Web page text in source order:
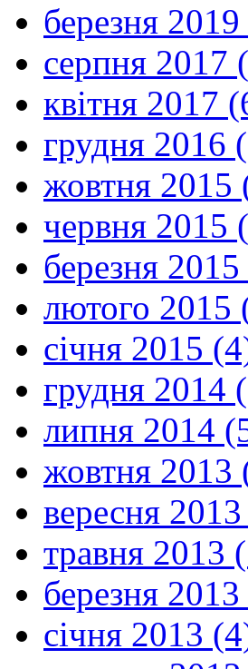
березня
серпня 2017
квітня 2017
грудня 2016
жовтня 2015
червня 2015
березня
лютого 2015
січня 2015
грудня 2014
липня 2014
жовтня 2013
вересня
травня 2013
березня
січня 2013